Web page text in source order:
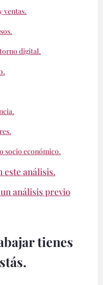
ventas.
digital.
socio económico.
este análisis.
análisis previo
tienes